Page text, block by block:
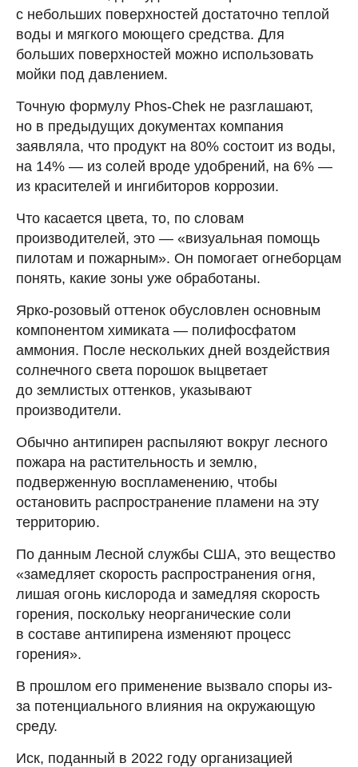
с небольших поверхностей достаточно теплой
воды и мягкого моющего средства. Для
больших поверхностей можно использовать
мойки под давлением.
Точную формулу Phos-Chek не разглашают,
но в предыдущих документах компания
заявляла, что продукт на 80% состоит из воды,
на 14% — из солей вроде удобрений, на 6% —
из красителей и ингибиторов коррозии.
Что касается цвета, то, по словам
производителей, это — «визуальная помощь
пилотам и пожарным». Он помогает огнеборцам
понять, какие зоны уже обработаны.
Ярко-розовый оттенок обусловлен основным
компонентом химиката — полифосфатом
аммония. После нескольких дней воздействия
солнечного света порошок выцветает
до землистых оттенков, указывают
производители.
Обычно антипирен распыляют вокруг лесного
пожара на растительность и землю,
подверженную воспламенению, чтобы
остановить распространение пламени на эту
территорию.
По данным Лесной службы США, это вещество
«замедляет скорость распространения огня,
лишая огонь кислорода и замедляя скорость
горения, поскольку неорганические соли
в составе антипирена изменяют процесс
горения».
В прошлом его применение вызвало споры из-
за потенциального влияния на окружающую
среду.
Иск, поданный в 2022 году организацией